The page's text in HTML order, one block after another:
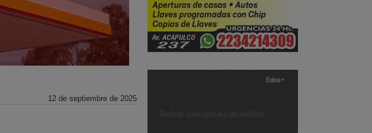
12 de septiembre de 2025